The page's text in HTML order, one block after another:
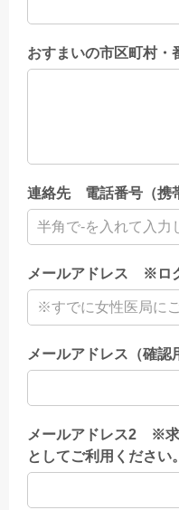
おすまいの市区町村
連絡先 電話番号（携
メールアドレス ※ロ
メールアドレス（確認
メールアドレス2 ※求
としてご利用ください。